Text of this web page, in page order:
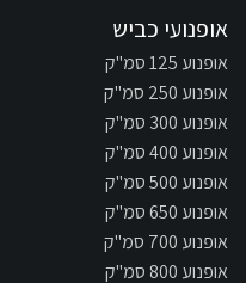
אופנועי כביש
אופנוע 125 סמ"ק
אופנוע 250 סמ"ק
אופנוע 300 סמ"ק
אופנוע 400 סמ"ק
אופנוע 500 סמ"ק
אופנוע 650 סמ"ק
אופנוע 700 סמ"ק
אופנוע 800 סמ"ק